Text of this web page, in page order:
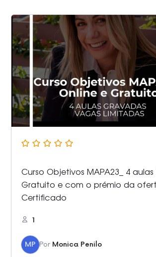
Curso Objetivos MAPA23_ 4
Gratuito e com o prémio da
Certificado
1
MP Por Monica Penilo